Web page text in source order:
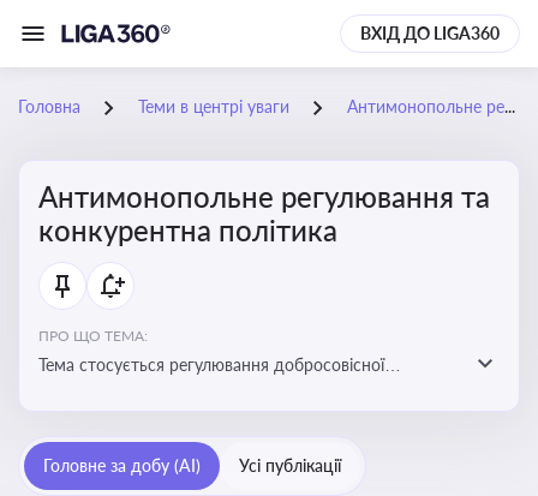
ВХІД ДО LIGA360
Головна Теми в центрі уваги Антимонопольне регулювання та конкурентна політика
Антимонопольне регулювання та
конкурентна політика
ПРО ЩО ТЕМА:
Тема стосується регулювання добросовісної
забезпечення рівних умов для суб’єктів
господарювання
Головне за добу (AI) Усі публікації